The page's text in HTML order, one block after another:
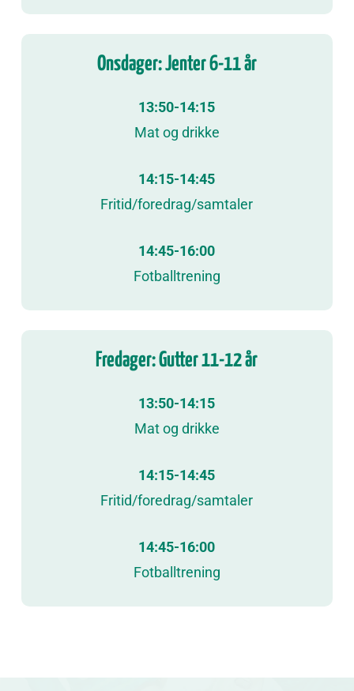
Onsdager: Jenter 6-11 år
13:50-14:15
Mat og drikke
14:15-14:45
Fritid/foredrag/samtaler
14:45-16:00
Fotballtrening
Fredager: Gutter 11-12 år
13:50-14:15
Mat og drikke
14:15-14:45
Fritid/foredrag/samtaler
14:45-16:00
Fotballtrening